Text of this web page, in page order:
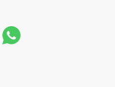
офиса магазина.
несколько способов
надежно и
возможность